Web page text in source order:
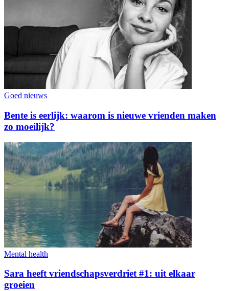
Goed nieuws
Bente is eerlijk: waarom is nieuwe vrienden maken
zo moeilijk?
Mental health
Sara heeft vriendschapsverdriet #1: uit elkaar
groeien